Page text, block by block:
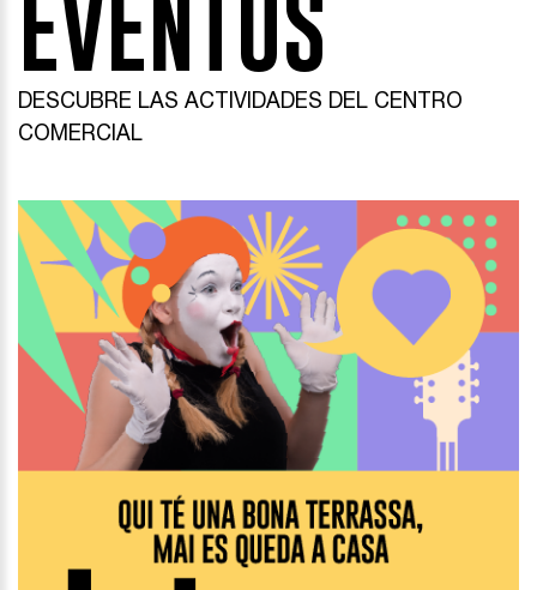
EVENTOS
DESCUBRE LAS ACTIVIDADES DEL CENTRO
COMERCIAL